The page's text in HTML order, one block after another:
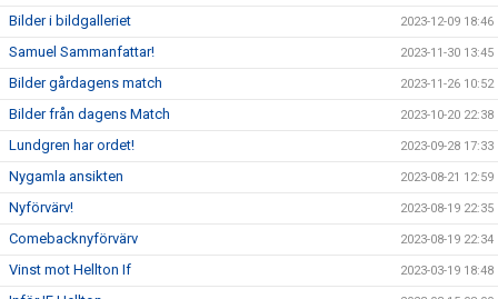
Bilder i bildgalleriet 2023-12-09 18:46
Samuel Sammanfattar! 2023-11-30 13:45
Bilder gårdagens match 2023-11-26 10:52
Bilder från dagens Match 2023-10-20 22:38
Lundgren har ordet! 2023-09-28 17:33
Nygamla ansikten 2023-08-21 12:59
Nyförvärv! 2023-08-19 22:35
Comebacknyförvärv 2023-08-19 22:34
Vinst mot Hellton If 2023-03-19 18:48